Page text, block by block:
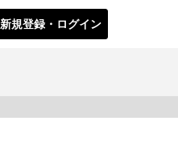
新規登録・ログイン